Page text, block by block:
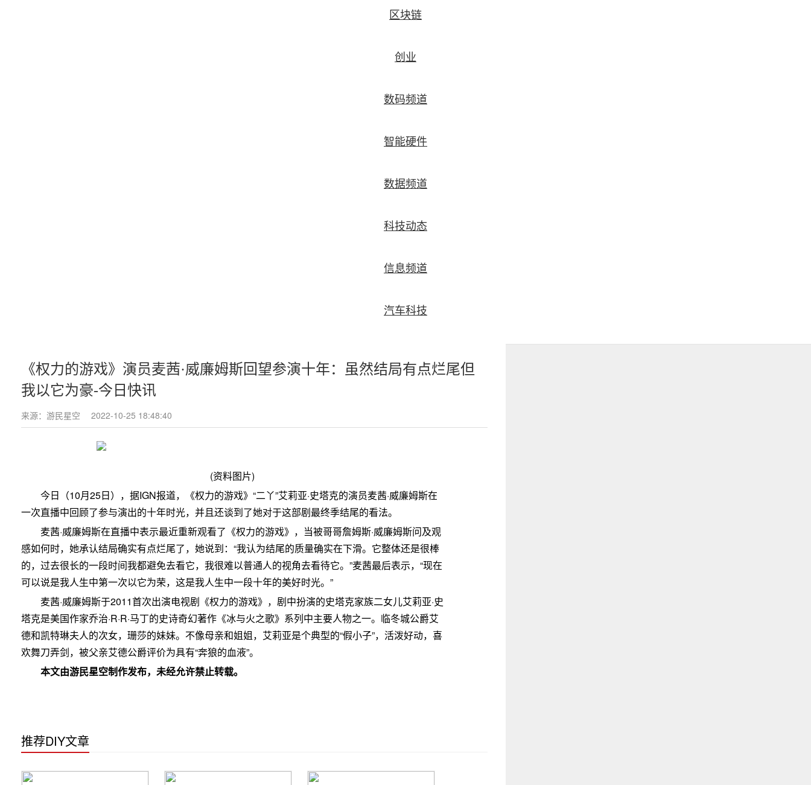
区块链
创业
数码频道
智能硬件
数据频道
科技动态
信息频道
汽车科技
《权力的游戏》演员麦茜·威廉姆斯回望参演十年：虽然结局有点烂尾但
我以它为豪-今日快讯
来源：游民星空 2022-10-25 18:48:40
(资料图片)
今日（10月25日），据IGN报道，《权力的游戏》“二丫”艾莉亚·史塔克的演员麦茜·威廉姆斯在
一次直播中回顾了参与演出的十年时光，并且还谈到了她对于这部剧最终季结尾的看法。
麦茜·威廉姆斯在直播中表示最近重新观看了《权力的游戏》，当被哥哥詹姆斯·威廉姆斯问及观
感如何时，她承认结局确实有点烂尾了，她说到：“我认为结尾的质量确实在下滑。它整体还是很棒
的，过去很长的一段时间我都避免去看它，我很难以普通人的视角去看待它。”麦茜最后表示，“现在
可以说是我人生中第一次以它为荣，这是我人生中一段十年的美好时光。”
麦茜·威廉姆斯于2011首次出演电视剧《权力的游戏》，剧中扮演的史塔克家族二女儿艾莉亚·史
塔克是美国作家乔治·R·R·马丁的史诗奇幻著作《冰与火之歌》系列中主要人物之一。临冬城公爵艾
德和凯特琳夫人的次女，珊莎的妹妹。不像母亲和姐姐，艾莉亚是个典型的“假小子”，活泼好动，喜
欢舞刀弄剑，被父亲艾德公爵评价为具有“奔狼的血液”。
本文由游民星空制作发布，未经允许禁止转载。
推荐DIY文章